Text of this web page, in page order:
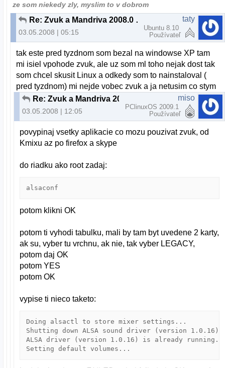
ze som niekedy zly, myslim to v dobrom
Re: Zvuk a Mandriva 2008.0 pomoc
03.05.2008 | 05:15
taty
Ubuntu 8.10
Používateľ
tak este pred tyzdnom som bezal na windowse XP tam
mi isiel vpohode zvuk, ale uz som ml toho nejak dost tak
som chcel skusit Linux a odkedy som to nainstaloval (
pred tyzdnom) mi nejde vobec zvuk a ja netusim co stym
03.05.2008 | 12:05
miso
PClinuxOS 2009.1
Používateľ
povypinaj vsetky aplikacie co mozu pouzivat zvuk, od
Kmixu az po firefox a skype
do riadku ako root zadaj:
alsaconf
potom klikni OK
potom ti vyhodi tabulku, mali by tam byt uvedene 2 karty,
ak su, vyber tu vrchnu, ak nie, tak vyber LEGACY,
potom daj OK
potom YES
potom OK
vypise ti nieco taketo:
Doing alsactl to store mixer settings...
Shutting down ALSA sound driver (version
ALSA driver (version 1.0.16) is already